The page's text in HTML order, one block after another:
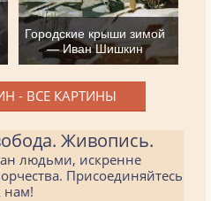
Городские крыши зимой
— Иван Шишкин
- ВСЕ КАРТИНЫ
Живопись.
людьми, искренне
Присоединяйтесь
нам!